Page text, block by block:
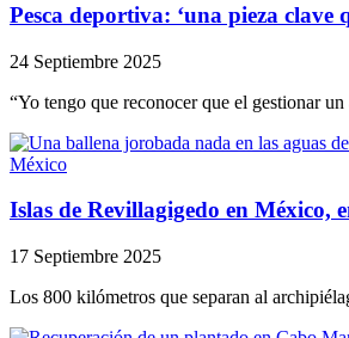
Pesca deportiva: ‘una pieza
24 Septiembre 2025
“Yo tengo que reconocer que el gestionar
México
Islas de Revillagigedo en México,
17 Septiembre 2025
Los 800 kilómetros que separan al